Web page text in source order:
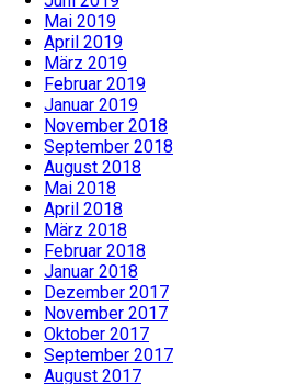
Mai 2019
April 2019
März 2019
Februar 2019
Januar 2019
November 2018
September 2018
August 2018
Mai 2018
April 2018
März 2018
Februar 2018
Januar 2018
Dezember 2017
November 2017
Oktober 2017
September 2017
August 2017